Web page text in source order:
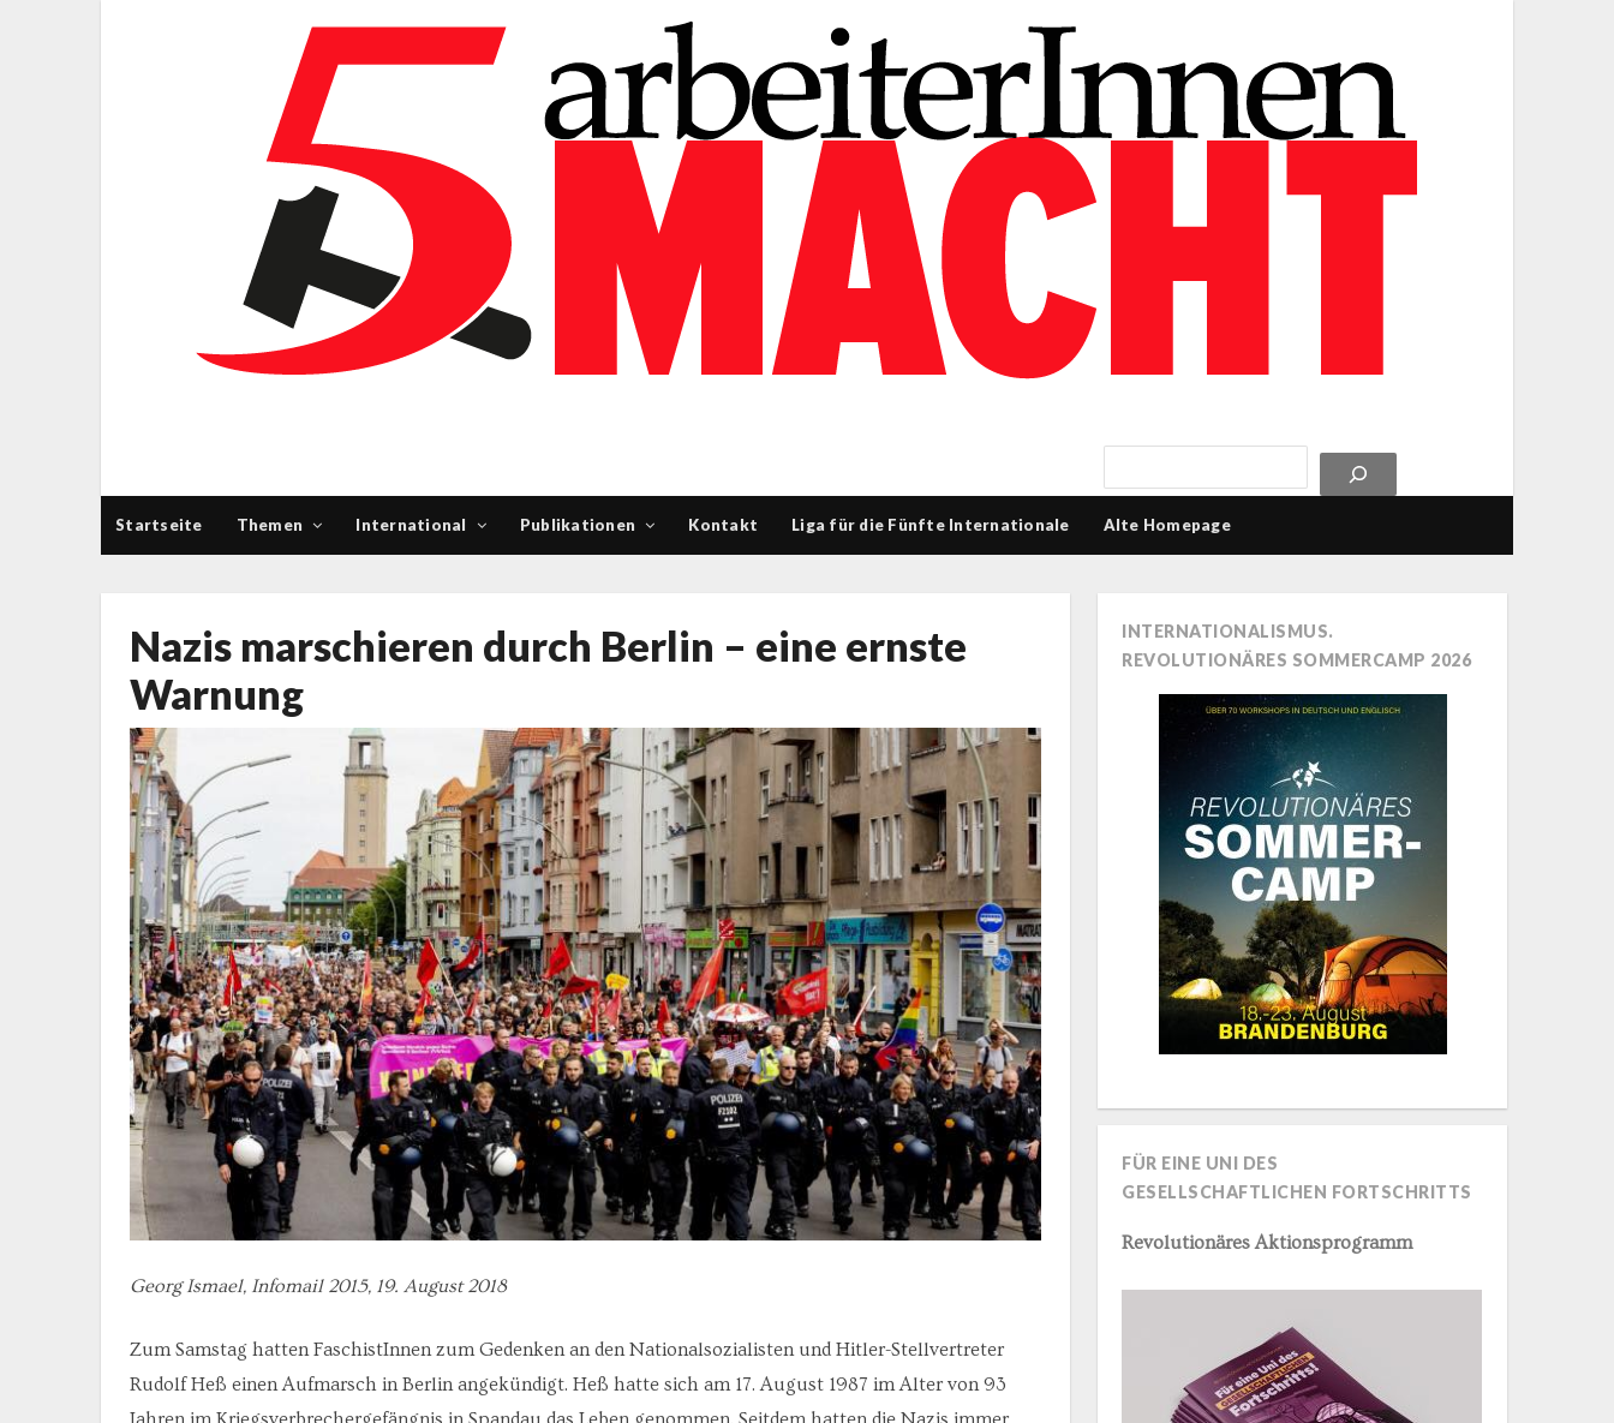
Startseite Themen International Publikationen Kontakt Liga für die Fünfte Internationale Alte Homepage
Nazis marschieren durch Berlin – eine ernste
Warnung
Georg Ismael, Infomail 2015, 19. August 2018
Zum Samstag hatten FaschistInnen zum Gedenken an den Nationalsozialisten und Hitler-Stellvertreter
Rudolf Heß einen Aufmarsch in Berlin angekündigt. Heß hatte sich am 17. August 1987 im Alter von 93
INTERNATIONALISMUS.
REVOLUTIONÄRES SOMMERCAMP 2026
FÜR EINE UNI DES
GESELLSCHAFTLICHEN FORTSCHRITTS
Revolutionäres Aktionsprogramm